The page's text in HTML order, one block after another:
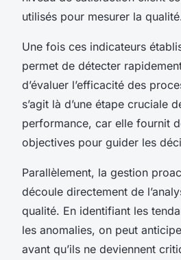
utilisés pour mesurer la
Une fois ces indicateurs
permet de détecter
d’évaluer l’efficacité des
s’agit là d’une étape cruciale
performance, car elle fournit
objectives pour guider les
Parallèlement, la gestion
découle directement de
qualité. En identifiant les
les anomalies, on peut
avant qu’ils ne deviennent